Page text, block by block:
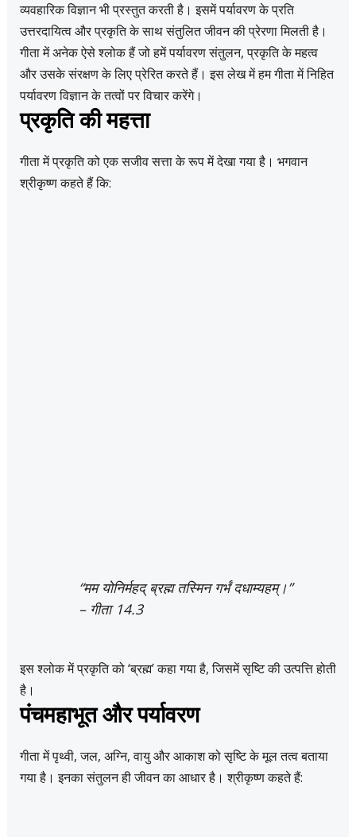
व्यवहारिक विज्ञान भी प्रस्तुत करती है। इसमें पर्यावरण के प्रति
उत्तरदायित्व और प्रकृति के साथ संतुलित जीवन की प्रेरणा मिलती है।
गीता में अनेक ऐसे श्लोक हैं जो हमें पर्यावरण संतुलन, प्रकृति के महत्व
और उसके संरक्षण के लिए प्रेरित करते हैं। इस लेख में हम गीता में निहित
पर्यावरण विज्ञान के तत्वों पर विचार करेंगे।
प्रकृति की महत्ता
गीता में प्रकृति को एक सजीव सत्ता के रूप में देखा गया है। भगवान
श्रीकृष्ण कहते हैं कि:
“मम योनिर्महद् ब्रह्म तस्मिन गर्भं दधाम्यहम्।”
– गीता 14.3
इस श्लोक में प्रकृति को ‘ब्रह्म’ कहा गया है, जिसमें सृष्टि की उत्पत्ति होती
है।
पंचमहाभूत और पर्यावरण
गीता में पृथ्वी, जल, अग्नि, वायु और आकाश को सृष्टि के मूल तत्व बताया
गया है। इनका संतुलन ही जीवन का आधार है। श्रीकृष्ण कहते हैं: